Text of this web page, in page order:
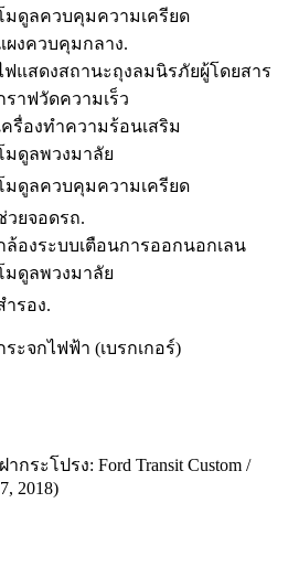
มดูลควบคุมความเครียด
ผงควบคุมกลาง.
ฟแสดงสถานะถุงลมนิรภัยผู้โดยสาร
ราฟวัดความเร็ว
ครื่องทำความร้อนเสริม
มดูลพวงมาลัย
มดูลควบคุมความเครียด
วยจอดรถ.
ล้องระบบเตือนการออกนอกเลน
มดูลพวงมาลัย
ำรอง.
ระจกไฟฟ้า (เบรกเกอร์)